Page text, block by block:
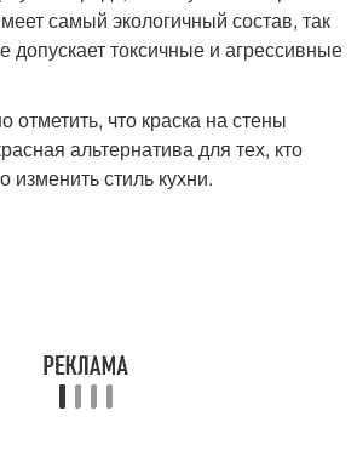
самый экологичный состав, так
допускает токсичные и агрессивные
отметить, что краска на стены
альтернатива для тех, кто
изменить стиль кухни.